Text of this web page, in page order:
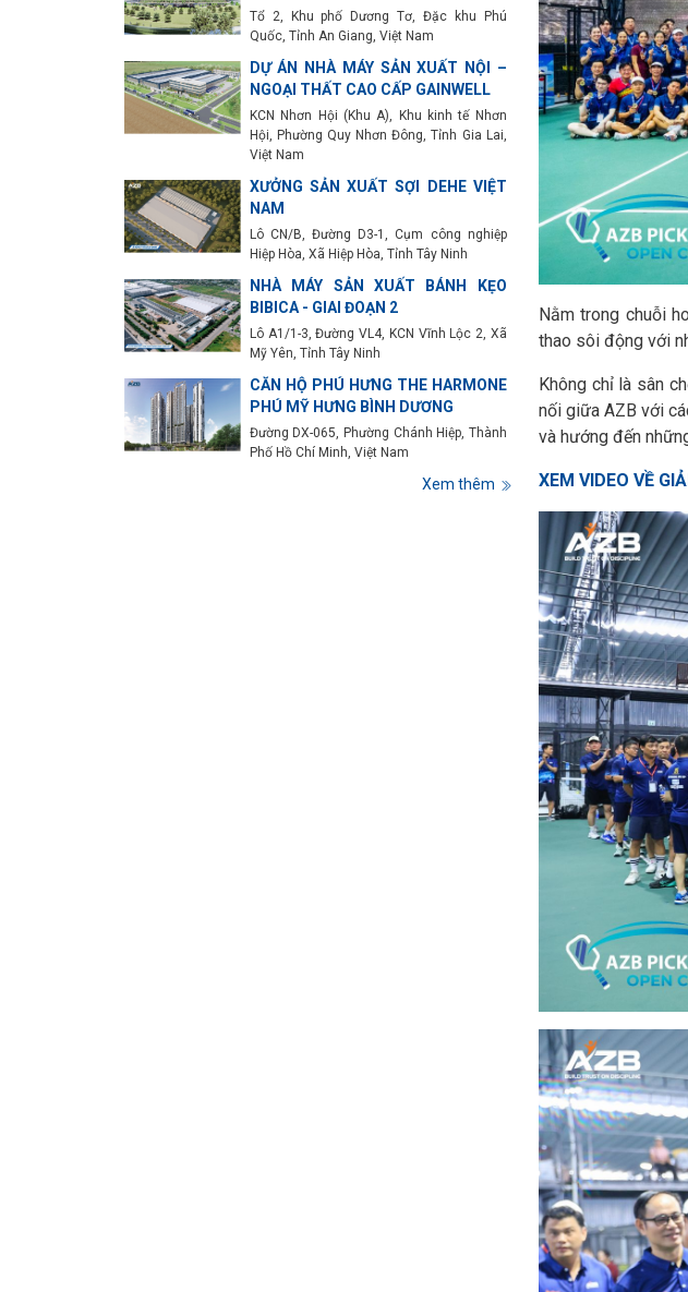
Nằm trong chuỗi
thao sôi động với
Không chỉ là sân
nối giữa AZB với
và hướng đến
XEM VIDEO VỀ
Tổ 2, Khu phố Dương Tơ, Đặc khu Phú
Quốc, Tỉnh An Giang, Việt Nam
DỰ ÁN NHÀ MÁY SẢN XUẤT NỘI –
NGOẠI THẤT CAO CẤP GAINWELL
KCN Nhơn Hội (Khu A), Khu kinh tế Nhơn
Hội, Phường Quy Nhơn Đông, Tỉnh Gia Lai,
Việt Nam
XƯỞNG SẢN XUẤT SỢI DEHE VIỆT
NAM
Lô CN/B, Đường D3-1, Cụm công nghiệp
Hiệp Hòa, Xã Hiệp Hòa, Tỉnh Tây Ninh
NHÀ MÁY SẢN XUẤT BÁNH KẸO
BIBICA - GIAI ĐOẠN 2
Lô A1/1-3, Đường VL4, KCN Vĩnh Lộc 2, Xã
Mỹ Yên, Tỉnh Tây Ninh
CĂN HỘ PHÚ HƯNG THE HARMONE
PHÚ MỸ HƯNG BÌNH DƯƠNG
Đường DX-065, Phường Chánh Hiệp, Thành
Phố Hồ Chí Minh, Việt Nam
Xem thêm